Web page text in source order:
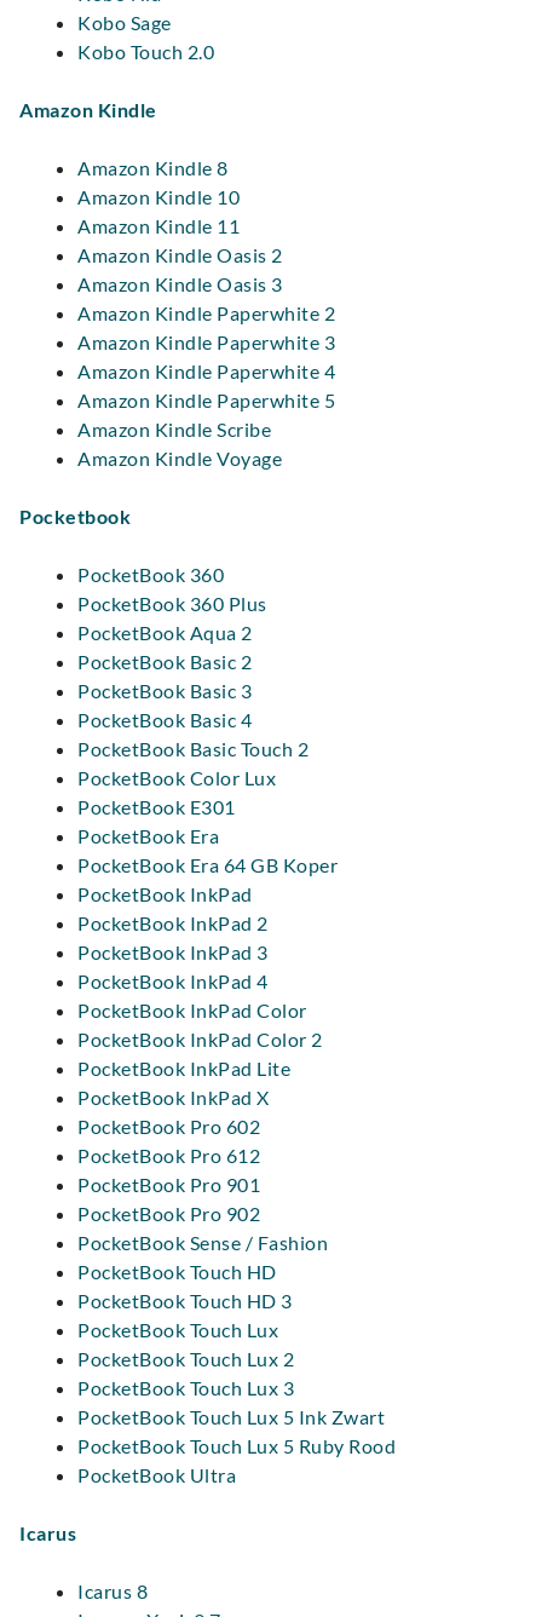
Kobo Sage
Kobo Touch 2.0
Amazon Kindle
Amazon Kindle 8
Amazon Kindle 10
Amazon Kindle 11
Amazon Kindle Oasis 2
Amazon Kindle Oasis 3
Amazon Kindle Paperwhite 2
Amazon Kindle Paperwhite 3
Amazon Kindle Paperwhite 4
Amazon Kindle Paperwhite 5
Amazon Kindle Scribe
Amazon Kindle Voyage
Pocketbook
PocketBook 360
PocketBook 360 Plus
PocketBook Aqua 2
PocketBook Basic 2
PocketBook Basic 3
PocketBook Basic 4
PocketBook Basic Touch 2
PocketBook Color Lux
PocketBook E301
PocketBook Era
PocketBook Era 64 GB Koper
PocketBook InkPad
PocketBook InkPad 2
PocketBook InkPad 3
PocketBook InkPad 4
PocketBook InkPad Color
PocketBook InkPad Color 2
PocketBook InkPad Lite
PocketBook InkPad X
PocketBook Pro 602
PocketBook Pro 612
PocketBook Pro 901
PocketBook Pro 902
PocketBook Sense / Fashion
PocketBook Touch HD
PocketBook Touch HD 3
PocketBook Touch Lux
PocketBook Touch Lux 2
PocketBook Touch Lux 3
PocketBook Touch Lux 5 Ink Zwart
PocketBook Touch Lux 5 Ruby Rood
PocketBook Ultra
Icarus
Icarus 8